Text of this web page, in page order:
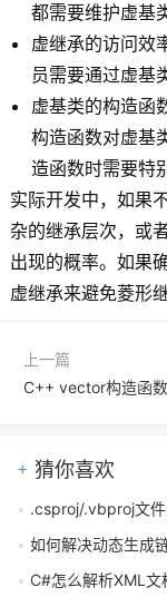
都需要维护虚基
虚继承的访问效
员需要通过虚基
虚基类的构造函
构造函数对虚基
造函数时需要特
实际开发中，如果
杂的继承层次，或
出现的概率。如果
虚继承来避免菱形
上一篇
猜你喜欢
.csproj/.vbproj文
如何解决动态生成
C#怎么解析XML